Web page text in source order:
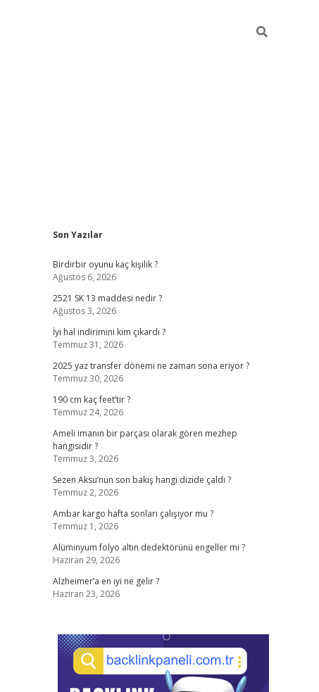
Sidebar
Son Yazılar
Birdirbir oyunu kaç kişilik ?
Ağustos 6, 2026
2521 SK 13 maddesi nedir ?
Ağustos 3, 2026
İyi hal indirimini kim çıkardı ?
Temmuz 31, 2026
2025 yaz transfer dönemi ne zaman sona eriyor ?
Temmuz 30, 2026
190 cm kaç feet’tir ?
Temmuz 24, 2026
Ameli imanın bir parçası olarak gören mezhep
hangisidir ?
Temmuz 3, 2026
Sezen Aksu’nun son bakış hangi dizide çaldı ?
Temmuz 2, 2026
Ambar kargo hafta sonları çalışıyor mu ?
Temmuz 1, 2026
Alüminyum folyo altın dedektörünü engeller mi ?
Haziran 29, 2026
Alzheimer’a en iyi ne gelir ?
Haziran 23, 2026